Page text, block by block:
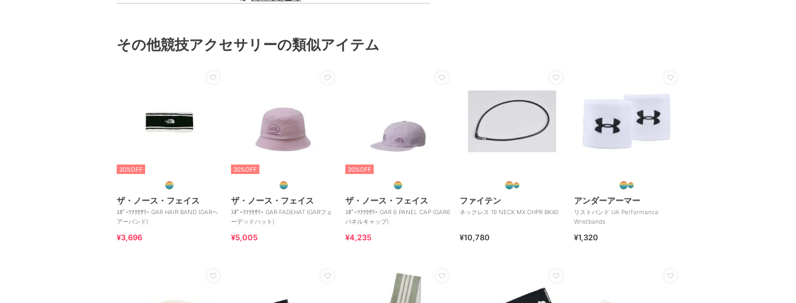
その他競技アクセサリーの類似アイテム
30%OFF
ザ・ノース・フェイス
ｽﾎﾟｰﾂｱｸｾｻﾘｰ GAR HAIR BAND (GARヘ
アーバンド)
¥3,696
30%OFF
ザ・ノース・フェイス
ｽﾎﾟｰﾂｱｸｾｻﾘｰ GAR FADEHAT (GARフェ
ーデッドハット)
¥5,005
30%OFF
ザ・ノース・フェイス
ｽﾎﾟｰﾂｱｸｾｻﾘｰ GAR 6 PANEL CAP (GAR6
パネルキャップ)
¥4,235
ファイテン
ネックレス 19 NECK MX CHPR BK40
¥10,780
アンダーアーマー
リストバンド UA Performance
Wristbands
¥1,320